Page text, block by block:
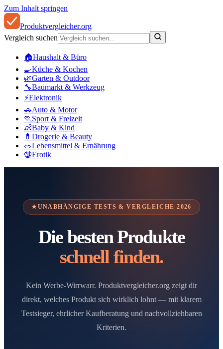
Zum Inhalt springen
Produktvergleicher.org
Vergleich suchen
🏠Haushalt & Büro
🍳Küche & Kochen
🌿Garten & Outdoor
🔧Baumarkt & Werkzeug
⚡Elektronik
🚗Auto & Motor
🏃 Sport & Freizeit
👶Baby & Kind
💊 Drogerie & Beauty
🥗Lebensmittel & Ernährung
🔞Erotik
★UNABHÄNGIGE TESTS & VERGLEICHE2026
Die besten Produkte
schnell finden.
Kein Werbe-Wirrwarr. Produktvergleicher.org zeigt dir
direkt, welches Produkt sich wirklich lohnt — mit klarem
Testsieger, ehrlicher Kaufberatung und nachvollziehbaren
Kriterien.